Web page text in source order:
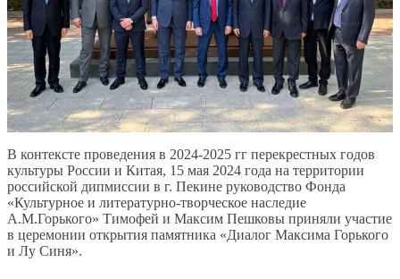
В контексте проведения в 2024-2025 гг перекрестных годов
культуры России и Китая, 15 мая 2024 года на территории
российской дипмиссии в г. Пекине руководство Фонда
«Культурное и литературно-творческое наследие
А.М.Горького» Тимофей и Максим Пешковы приняли участие
в церемонии открытия памятника «Диалог Максима Горького
и Лу Синя».